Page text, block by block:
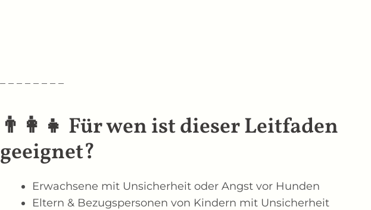
👨‍👩‍👧 Für wen ist dieser Leitfaden
geeignet?
Erwachsene mit Unsicherheit oder Angst vor Hunden
Eltern & Bezugspersonen von Kindern mit Unsicherheit